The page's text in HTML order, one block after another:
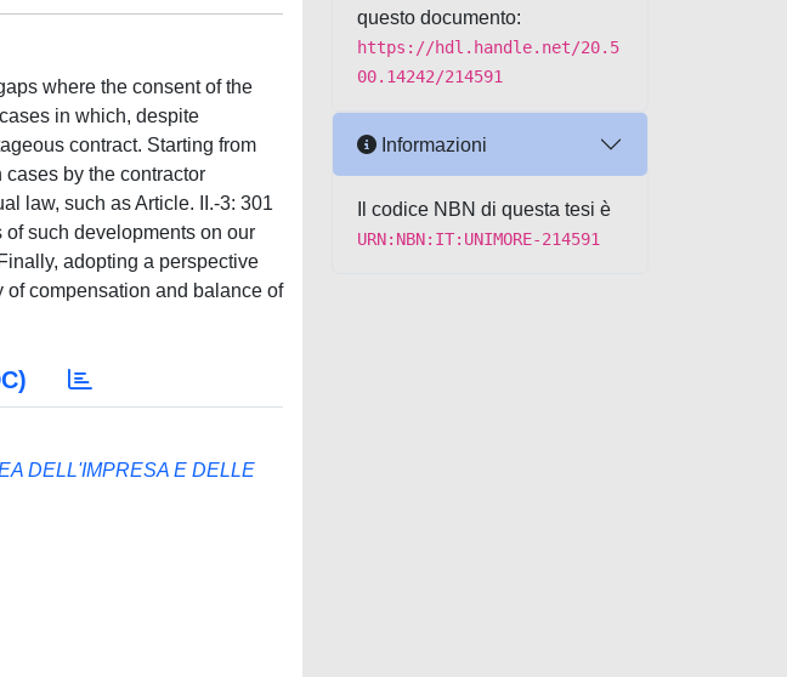
where the consent of the
in which, despite
contract. Starting from
by the contractor
law, such as Article. II.-3: 301
such developments on our
adopting a perspective
compensation and balance of
DELL'IMPRESA E DELLE
questo documento:
https://hdl.handle.net/20.5
00.14242/214591
Informazioni
Il codice NBN di questa tesi è
URN:NBN:IT:UNIMORE-214591